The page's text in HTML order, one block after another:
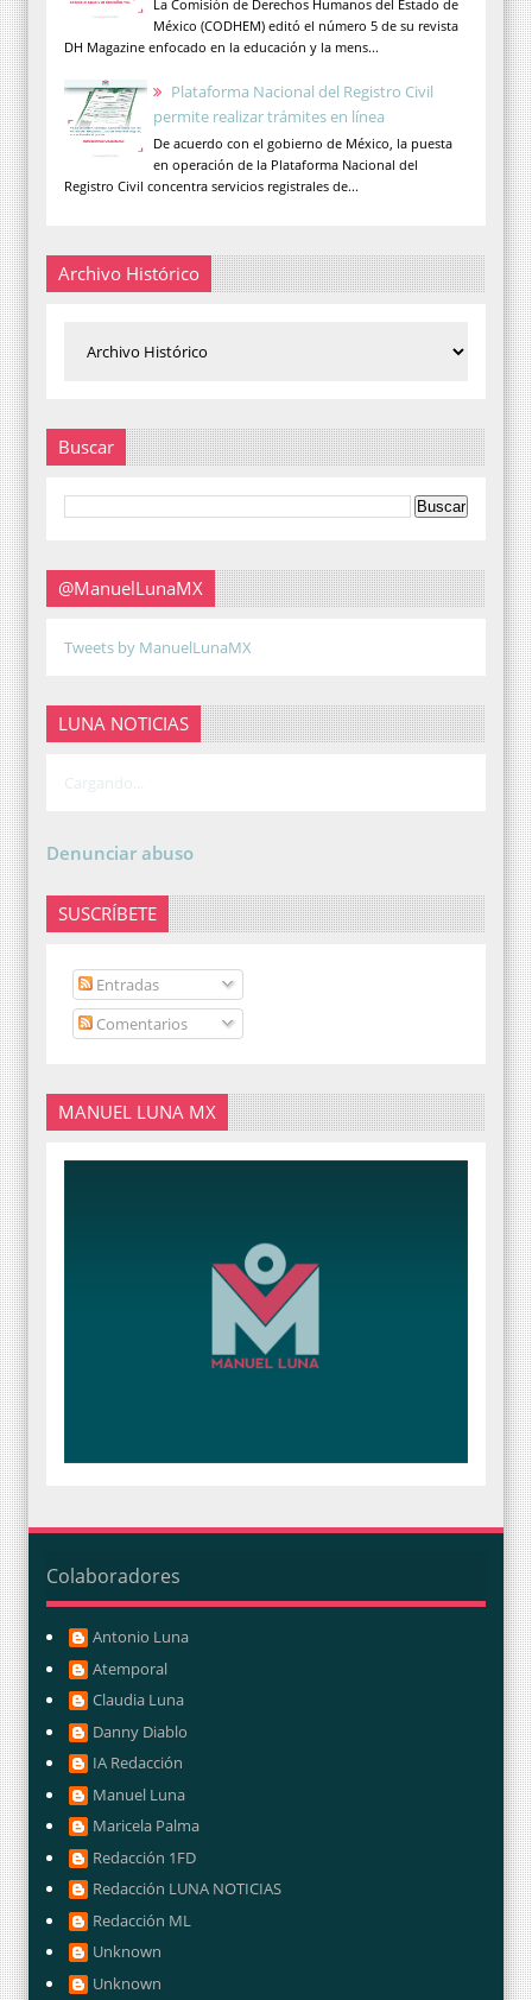
La Comisión de Derechos Humanos del Estado de
México (CODHEM) editó el número 5 de su revista
DH Magazine enfocado en la educación y la mens...
Plataforma Nacional del Registro Civil
permite realizar trámites en línea
De acuerdo con el gobierno de México, la puesta
en operación de la Plataforma Nacional del
Registro Civil concentra servicios registrales de...
Archivo Histórico
Buscar
@ManuelLunaMX
Tweets by ManuelLunaMX
LUNA NOTICIAS
Cargando...
Denunciar abuso
SUSCRÍBETE
Entradas
Comentarios
MANUEL LUNA MX
Colaboradores
Antonio Luna
Atemporal
Claudia Luna
Danny Diablo
IA Redacción
Manuel Luna
Maricela Palma
Redacción 1FD
Redacción LUNA NOTICIAS
Redacción ML
Unknown
Unknown